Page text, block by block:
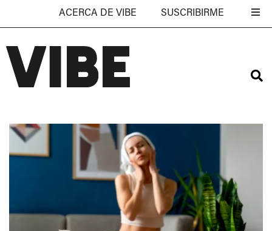
ACERCA DE VIBE SUSCRIBIRME